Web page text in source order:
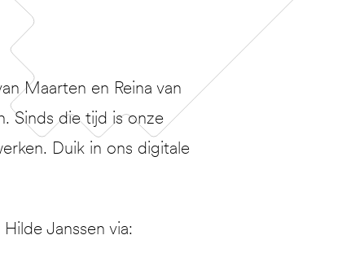
Maarten en Reina van
Sinds die tijd is onze
Duik in ons digitale
Janssen via: